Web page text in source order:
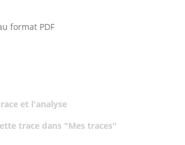
format PDF
et l'analyse
trace dans "Mes traces"